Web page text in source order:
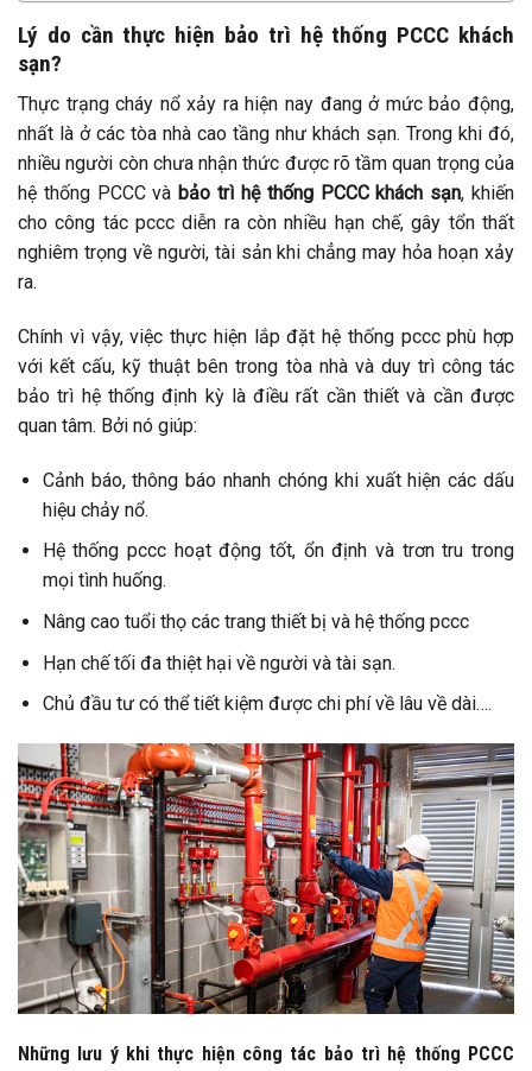
Lý do cần thực hiện bảo trì hệ thống PCCC khách
sạn?
Thực trạng cháy nổ xảy ra hiện nay đang ở mức bảo động,
nhất là ở các tòa nhà cao tầng như khách sạn. Trong khi đó,
nhiều người còn chưa nhận thức được rõ tầm quan trọng của
hệ thống PCCC vàbảo trì hệ thống PCCC khách sạn, khiến
cho công tác pccc diễn ra còn nhiều hạn chế, gây tổn thất
nghiêm trọng về người, tài sản khi chẳng may hỏa hoạn xảy
ra.
Chính vì vậy, việc thực hiện lắp đặt hệ thống pccc phù hợp
với kết cấu, kỹ thuật bên trong tòa nhà và duy trì công tác
bảo trì hệ thống định kỳ là điều rất cần thiết và cần được
quan tâm. Bởi nó giúp:
Cảnh báo, thông báo nhanh chóng khi xuất hiện các dấu
hiệu chảy nổ.
Hệ thống pccc hoạt động tốt, ổn định và trơn tru trong
mọi tình huống.
Nâng cao tuổi thọ các trang thiết bị và hệ thống pccc
Hạn chế tối đa thiệt hại về người và tài sạn.
Chủ đầu tư có thể tiết kiệm được chi phí về lâu về dài….
Những lưu ý khi thực hiện công tác bảo trì hệ thống PCCC